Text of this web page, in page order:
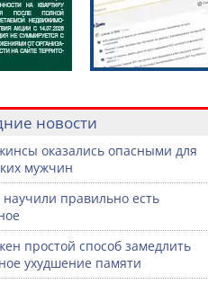
новости
оказались опасными для
мужчин
научили правильно есть
простой способ замедлить
ухудшение памяти